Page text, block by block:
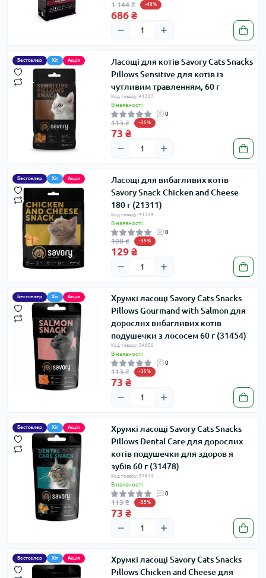
1 144 ₴ -40%
686 ₴
Бестселер Хіт Акція
Ласощі для котів Savory Cats Snacks
Pillows Sensitive для котів із
чутливим травленням, 60 г
Код товару: 41327
В наявності
0
113 ₴ -35%
73 ₴
Бестселер Хіт Акція
Ласощі для вибагливих котів
Savory Snack Chicken and Cheese
180 г (21311)
Код товару: 41324
В наявності
0
198 ₴ -35%
129 ₴
Бестселер Хіт Акція
Хрумкі ласощі Savory Cats Snacks
Pillows Gourmand with Salmon для
дорослих вибагливих котів
подушечки з лососем 60 г (31454)
Код товару: 34850
В наявності
0
113 ₴ -35%
73 ₴
Бестселер Хіт Акція
Хрумкі ласощі Savory Cats Snacks
Pillows Dental Care для дорослих
котів подушечки для здоров я
зубів 60 г (31478)
Код товару: 34844
В наявності
0
113 ₴ -35%
73 ₴
Бестселер Хіт Акція
Хрумкі ласощі Savory Cats Snacks
Pillows Chicken and Cheese для